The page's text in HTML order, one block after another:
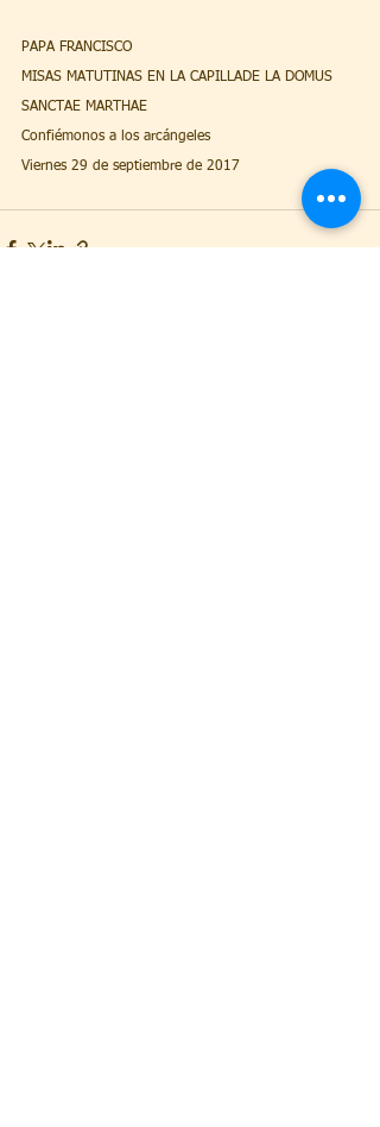
PAPA FRANCISCO
MISAS MATUTINAS EN LA CAPILLADE LA DOMUS
SANCTAE MARTHAE
Confiémonos a los arcángeles
Viernes 29 de septiembre de 2017